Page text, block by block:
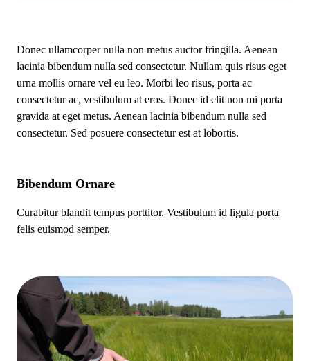
Donec ullamcorper nulla non metus auctor fringilla. Aenean
lacinia bibendum nulla sed consectetur. Nullam quis risus eget
urna mollis ornare vel eu leo. Morbi leo risus, porta ac
consectetur ac, vestibulum at eros. Donec id elit non mi porta
gravida at eget metus. Aenean lacinia bibendum nulla sed
consectetur. Sed posuere consectetur est at lobortis.
Bibendum Ornare
Curabitur blandit tempus porttitor. Vestibulum id ligula porta
felis euismod semper.